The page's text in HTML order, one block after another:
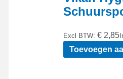
Excl BTW: € 2,85
Toevoegen